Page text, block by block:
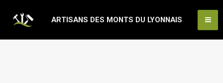
ARTISANS DES MONTS DU LYONNAIS